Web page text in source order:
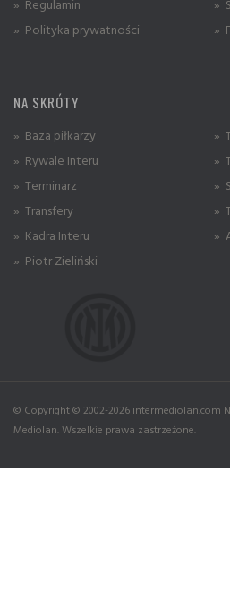
» Regulamin
» Polityka prywatności
»
»
NA SKRÓTY
» Baza piłkarzy
» Rywale Interu
» Terminarz
» Transfery
» Kadra Interu
» Piotr Zieliński
»
»
»
»
»
© Copyright © 2002-2026 intermediolan.com
Mediolan. Wszelkie prawa zastrzeżone.